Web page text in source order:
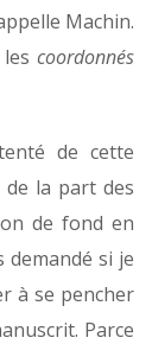
Machin.
coordonnés
de cette
de la part des
de fond en
demandé si je
à se pencher
Parce